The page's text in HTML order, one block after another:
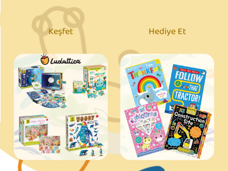
Keşfet Hediye Et